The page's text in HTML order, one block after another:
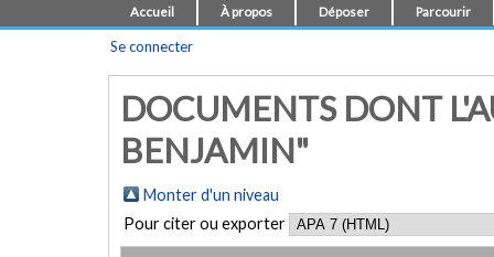
Accueil À propos Déposer Parcourir
Se connecter
DOCUMENTS DONT
BENJAMIN"
Monter d'un niveau
Pour citer ou exporter